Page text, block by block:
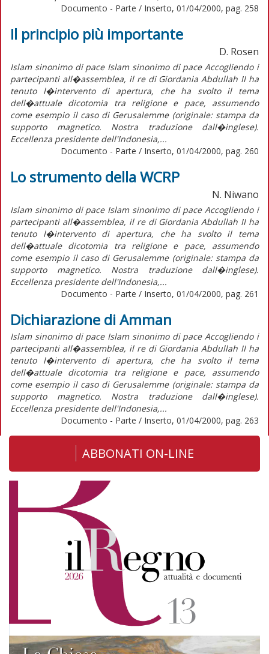
Documento - Parte / Inserto, 01/04/2000, pag. 258
Il principio più importante
D. Rosen
Islam sinonimo di pace Islam sinonimo di pace Accogliendo i
partecipanti all�assemblea, il re di Giordania Abdullah II ha
tenuto l�intervento di apertura, che ha svolto il tema
dell�attuale dicotomia tra religione e pace, assumendo
come esempio il caso di Gerusalemme (originale: stampa da
supporto magnetico. Nostra traduzione dall�inglese).
Eccellenza presidente dell'Indonesia,...
Documento - Parte / Inserto, 01/04/2000, pag. 260
Lo strumento della WCRP
N. Niwano
Islam sinonimo di pace Islam sinonimo di pace Accogliendo i
partecipanti all�assemblea, il re di Giordania Abdullah II ha
tenuto l�intervento di apertura, che ha svolto il tema
dell�attuale dicotomia tra religione e pace, assumendo
come esempio il caso di Gerusalemme (originale: stampa da
supporto magnetico. Nostra traduzione dall�inglese).
Eccellenza presidente dell'Indonesia,...
Documento - Parte / Inserto, 01/04/2000, pag. 261
Dichiarazione di Amman
Islam sinonimo di pace Islam sinonimo di pace Accogliendo i
partecipanti all�assemblea, il re di Giordania Abdullah II ha
tenuto l�intervento di apertura, che ha svolto il tema
dell�attuale dicotomia tra religione e pace, assumendo
come esempio il caso di Gerusalemme (originale: stampa da
supporto magnetico. Nostra traduzione dall�inglese).
Eccellenza presidente dell'Indonesia,...
Documento - Parte / Inserto, 01/04/2000, pag. 263
ABBONATI ON-LINE